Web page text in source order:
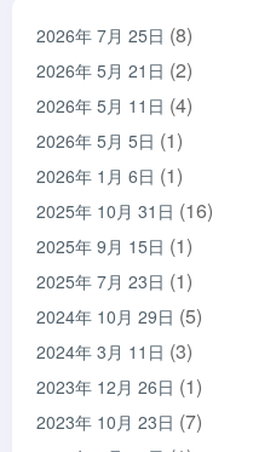
2026年 7月 25日 (8)
2026年 5月 21日 (2)
2026年 5月 11日 (4)
2026年 5月 5日 (1)
2026年 1月 6日 (1)
2025年 10月 31日 (16)
2025年 9月 15日 (1)
2025年 7月 23日 (1)
2024年 10月 29日 (5)
2024年 3月 11日 (3)
2023年 12月 26日 (1)
2023年 10月 23日 (7)